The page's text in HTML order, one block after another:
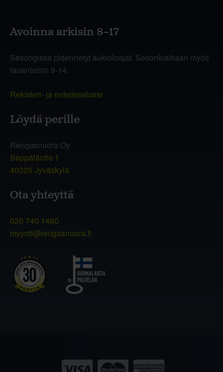
Avoinna arkisin 8–17
Sesongissa pidennetyt aukioloajat. Sesonkiaikaan myös
lauantaisin 9-14.
Rekisteri- ja evästeseloste
Löydä perille
Rengasnuora Oy
Seppäläntie 1
40320 Jyväskylä
Ota yhteyttä
020 740 1460
myynti@rengasnuora.fi